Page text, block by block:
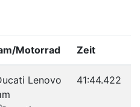
­Motorrad Zeit
41:44.422